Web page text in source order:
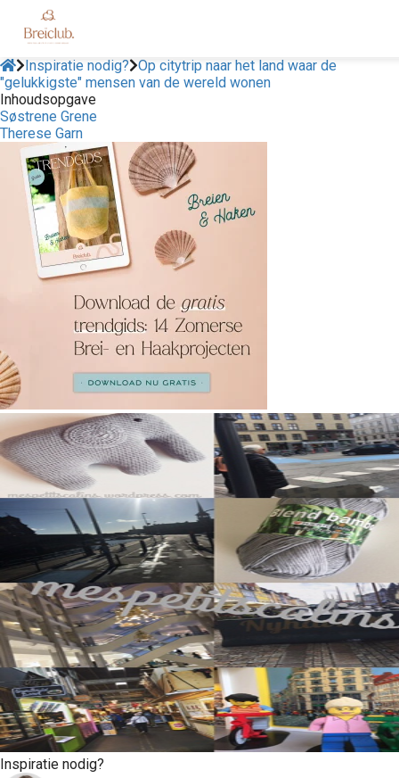
Inspiratie nodig? Op citytrip naar het land waar de
"gelukkigste" mensen van de wereld wonen
Inhoudsopgave
Søstrene Grene
Therese Garn
Inspiratie nodig?